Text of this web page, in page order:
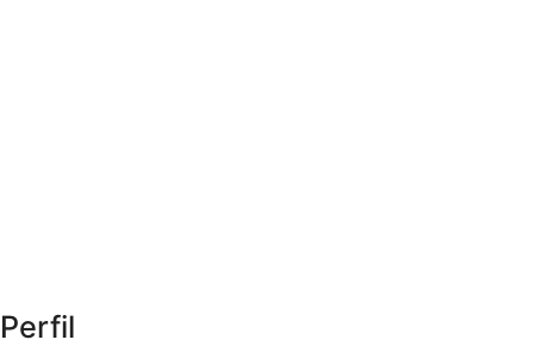
Perfil